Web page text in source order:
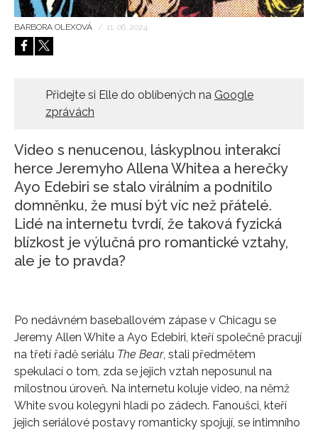
BARBORA OLEXOVÁ / 11. 06. 2024
Přidejte si Elle do oblíbených na Google
zprávách
Video s nenucenou, láskyplnou interakcí
herce Jeremyho Allena Whitea a herečky
Ayo Edebiri se stalo virálním a podnítilo
domněnku, že musí být víc než přátelé.
Lidé na internetu tvrdí, že taková fyzická
blízkost je výlučná pro romantické vztahy,
ale je to pravda?
Po nedávném baseballovém zápase v Chicagu se
Jeremy Allen White a Ayo Edebiri, kteří společně pracují
na třetí řadě seriálu The Bear, stali předmětem
spekulací o tom, zda se jejich vztah neposunul na
milostnou úroveň. Na internetu koluje video, na němž
White svou kolegyni hladí po zádech. Fanoušci, kteří
jejich seriálové postavy romanticky spojují, se intimního